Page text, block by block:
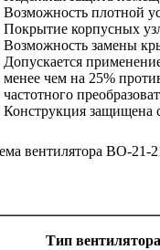
Возможность плотной
Покрытие корпусных
Возможность замены
Допускается
менее чем на 25%
частотного
Конструкция защищена
Тип вентилятора